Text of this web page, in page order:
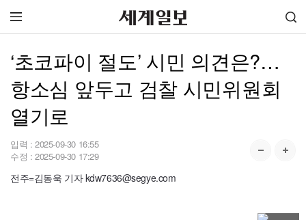
‘초코파이 절도’ 시민 의견은?…
항소심 앞두고 검찰 시민위원회
열기로
입력 : 2025-09-30 16:55
수정 : 2025-09-30 17:29
전주=김동욱 기자 kdw7636@segye.com